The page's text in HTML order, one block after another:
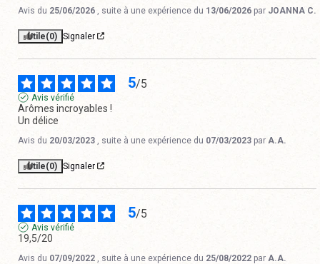
Avis du 25/06/2026 , suite à une expérience du 13/06/2026 par JOANNA C.
Utile(0) Signaler
5/5
Avis vérifié
Arômes incroyables !
Un délice
Avis du 20/03/2023 , suite à une expérience du 07/03/2023 par A.A.
Utile(0) Signaler
5/5
Avis vérifié
19,5/20
Avis du 07/09/2022 , suite à une expérience du 25/08/2022 par A.A.